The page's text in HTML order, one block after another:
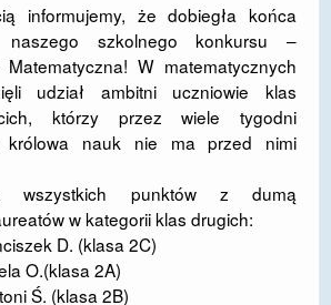
informujemy, że dobiegła końca
szkolnego konkursu –
W matematycznych
udział ambitni uczniowie klas
którzy przez wiele tygodni
królowa nauk nie ma przed nimi
wszystkich punktów z dumą
w kategorii klas drugich:
D. (klasa 2C)
O.(klasa 2A)
Ś. (klasa 2B)